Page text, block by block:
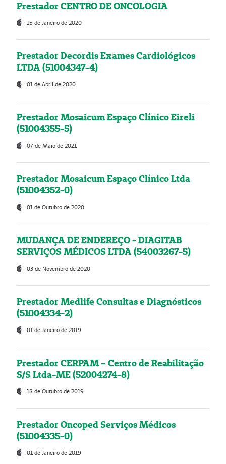
Prestador CENTRO DE ONCOLOGIA
15 de Janeiro de 2020
Prestador Decordis Exames Cardiológicos
LTDA (51004347-4)
01 de Abril de 2020
Prestador Mosaicum Espaço Clínico Eireli
(51004355-5)
07 de Maio de 2021
Prestador Mosaicum Espaço Clínico Ltda
(51004352-0)
01 de Outubro de 2020
MUDANÇA DE ENDEREÇO - DIAGITAB
SERVIÇOS MÉDICOS LTDA (54003267-5)
03 de Novembro de 2020
Prestador Medlife Consultas e Diagnósticos
(51004334-2)
01 de Janeiro de 2019
Prestador CERPAM – Centro de Reabilitação
S/S Ltda-ME (52004274-8)
18 de Outubro de 2019
Prestador Oncoped Serviços Médicos
(51004335-0)
01 de Janeiro de 2019